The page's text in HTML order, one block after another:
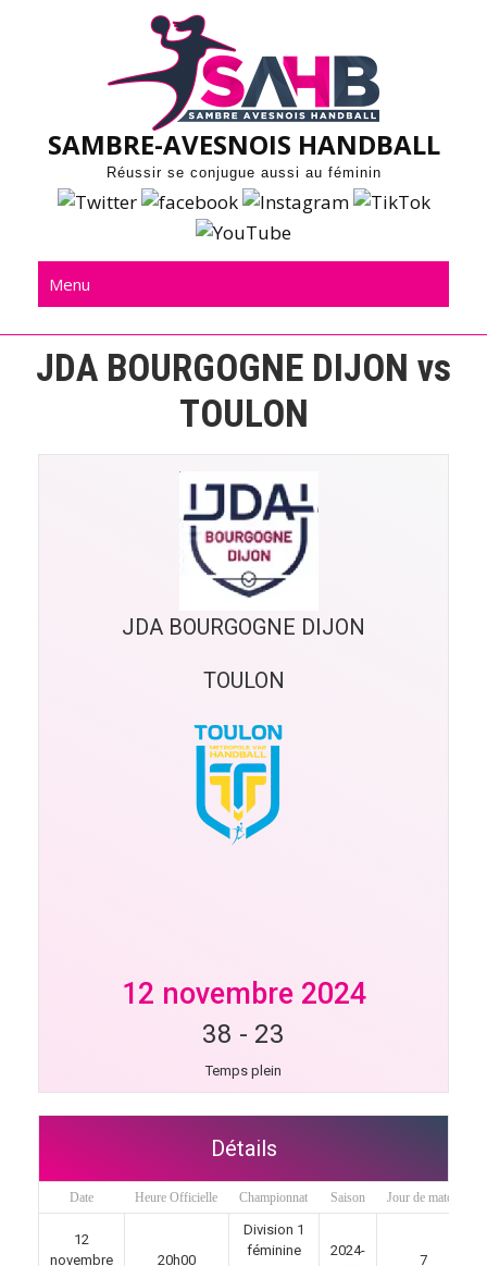
SAMBRE-AVESNOIS HANDBALL
Réussir se conjugue aussi au féminin
Menu
JDA BOURGOGNE DIJON vs
TOULON
JDA BOURGOGNE DIJON
TOULON
12 novembre 2024
38 - 23
Temps plein
Détails
Date Heure Officielle Championnat Saison Jour de match
12
novembre
20h00
Division 1
féminine
2024-
7